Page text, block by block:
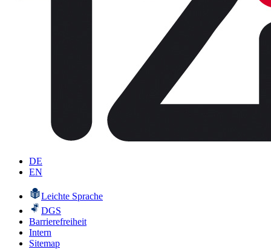
DE
EN
Leichte Sprache
DGS
Barrierefreiheit
Intern
Sitemap